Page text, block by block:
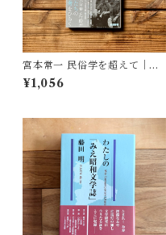
宮本常一 民俗学を超えて｜木
村 哲也
¥1,056